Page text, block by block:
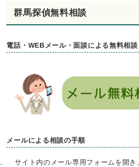
群馬探偵無料相談
電話・WEBメール・面談による無料相談
メールによる相談の手順
サイト内のメール専用フォームを開き